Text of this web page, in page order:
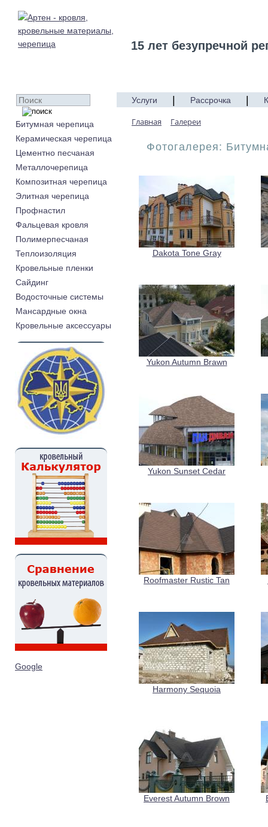
15 лет безупречной
Битумная черепица
Керамическая черепица
Цементно песчаная
Металлочерепица
Композитная черепица
Элитная черепица
Профнастил
Фальцевая кровля
Полимерпесчаная
Теплоизоляция
Кровельные пленки
Cайдинг
Водосточные системы
Мансардные окна
Кровельные аксессуары
Google
Услуги Рассрочка
Главная Галереи
Фотогалерея:
Dakota Tone Gray
Yukon Autumn Brawn
Yukon Sunset Cedar
Roofmaster Rustic Tan
Harmony Sequoia
Everest Autumn Brown